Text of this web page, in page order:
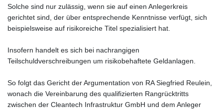
Solche sind nur zulässig, wenn sie auf einen Anlegerkreis
gerichtet sind, der über entsprechende Kenntnisse verfügt, sich
beispielsweise auf risikoreiche Titel spezialisiert hat.
Insofern handelt es sich bei nachrangigen
Teilschuldverschreibungen um risikobehaftete Geldanlagen.
So folgt das Gericht der Argumentation von RA Siegfried Reulein,
wonach die Vereinbarung des qualifizierten Rangrücktritts
zwischen der Cleantech Infrastruktur GmbH und dem Anleger